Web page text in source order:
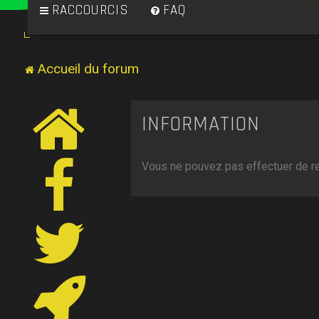
RACCOURCIS FAQ
Accueil du forum
INFORMATION
Vous ne pouvez pas effectuer de